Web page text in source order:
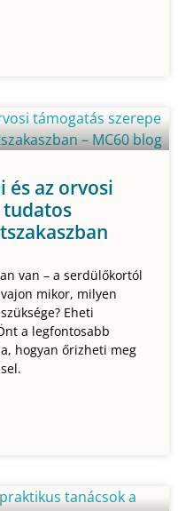
és az orvosi
tudatos
van – a serdülőkortól
mikor, milyen
Eheti
a legfontosabb
hogyan őrizheti meg